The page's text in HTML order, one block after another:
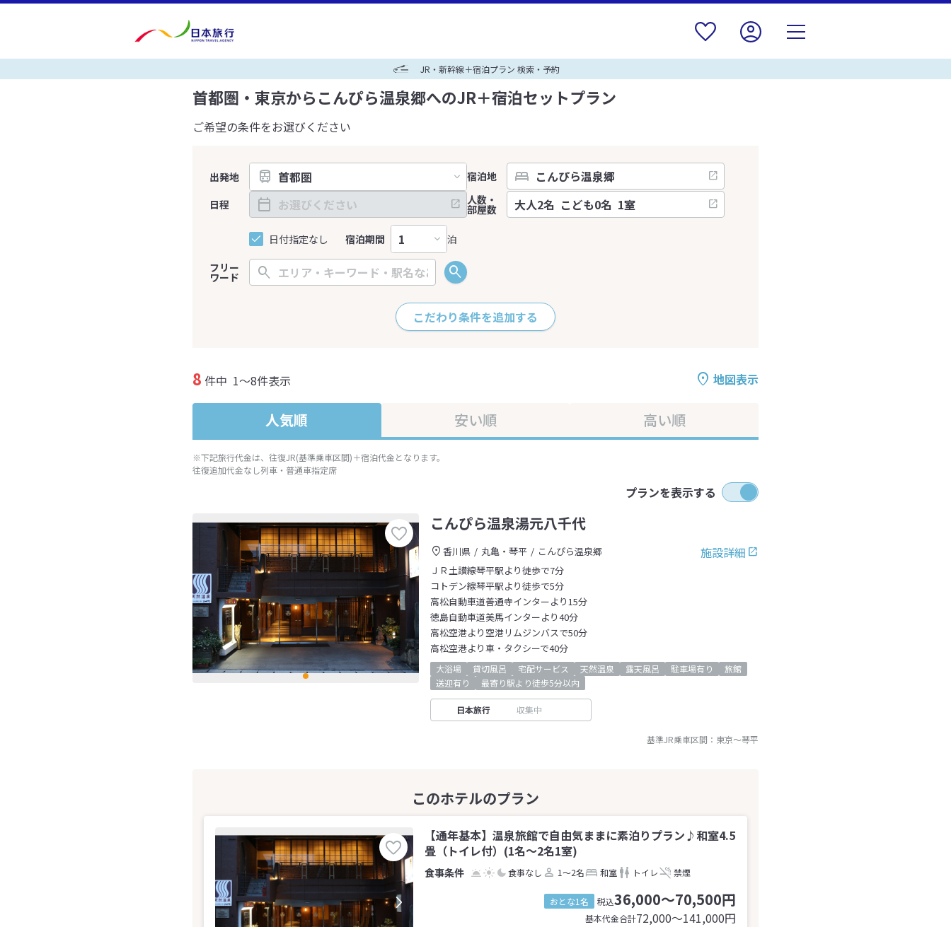
JR・新幹線＋宿泊プラン 検索・予約
首都圏・東京からこんぴら温泉郷へのJR＋宿泊セットプラン
ご希望の条件をお選びください
出発地
宿泊地
日程
日付指定なし 宿泊期間 泊
人数・
部屋数
フリー
ワード
こだわり条件を追加する
地図表示
8 件中 1～8件表示
人気順 安い順 高い順
※下記旅行代金は、往復JR(基準乗車区間)＋宿泊代金となります。
往復追加代金なし列車・普通車指定席
プランを表示する
こんぴら温泉湯元八千代
施設詳細
香川県 丸亀・琴平
こんぴら温泉郷
ＪＲ土讃線琴平駅より徒歩で7分
コトデン線琴平駅より徒歩で5分
高松自動車道善通寺インターより15分
徳島自動車道美馬インターより40分
高松空港より空港リムジンバスで50分
高松空港より車・タクシーで40分
大浴場 貸切風呂 宅配サービス 天然温泉 露天風呂 駐車場有り
旅館
送迎有り
最寄り駅より徒歩5分以内
日本旅行 収集中
基準JR乗車区間： 東京～琴平
【通年基本】温泉旅館で自由気ままに素泊りプラン♪和室4.5
畳（トイレ付）(1名～2名1室)
食事なし 1～2名 和室 トイレ 禁煙
おとな1名 税込36,000～70,500円
基本代金合計72,000〜141,000円